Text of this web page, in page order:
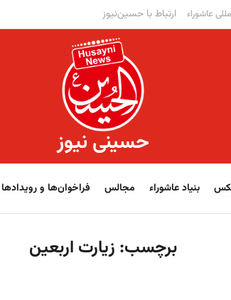
عاشوراء ارتباط با حسین‌نیوز
حسینی نیوز
بنیاد عاشوراء مجالس فراخوان‌‏‏‏ها و رویدادها
برچسب: زیارت اربعین